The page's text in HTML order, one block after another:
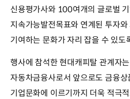
신용평가사와 100여개의 글로벌
지속가능발전목표와 연계된 투자
기여하는 문화가 자리 잡을 수 있도
행사에 참석한 현대캐피탈 관계자
자동차금융사로서 앞으로도 금융
기업문화에 이르기까지 더욱 적극